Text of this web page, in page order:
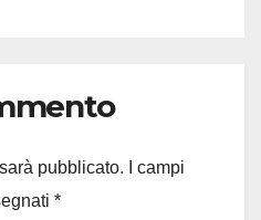
pubblicato.
I campi
*